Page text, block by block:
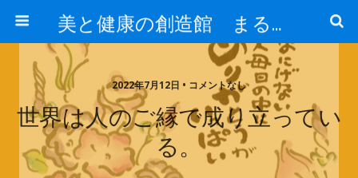
美と健康の創造館 まるとみ薬品 ぐんまの薬屋 芳さんのブログ
2022年7月12日 • コメントなし
世界は人のご縁で成り立ってい
る。